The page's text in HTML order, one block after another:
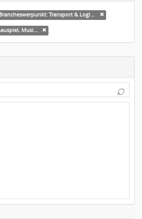
Brancheswerpunkt: Transport & Logistik
Berufsfeld: Theater, Schauspiel, Musik, Tanz
⌕